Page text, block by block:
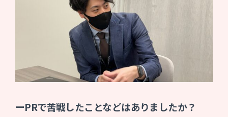
ーPRで苦戦したことなどはありましたか？